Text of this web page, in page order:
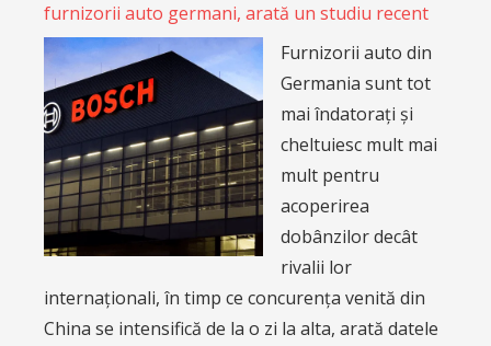
furnizorii auto germani, arată un studiu recent
Furnizorii auto din
Germania sunt tot
mai îndatorați și
cheltuiesc mult mai
mult pentru
acoperirea
dobânzilor decât
rivalii lor
internaționali, în timp ce concurența venită din
China se intensifică de la o zi la alta, arată datele